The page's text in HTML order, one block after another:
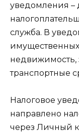
уведомления –
служба. В
имущественных
недвижимость,
транспортные
Налоговое
направлено
через Личный